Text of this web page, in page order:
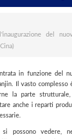
del
in funzione del
Il vasto
la parte
anche i reparti
possono vedere,